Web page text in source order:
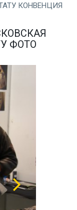
КОНВЕНЦИЯ
ФОТО